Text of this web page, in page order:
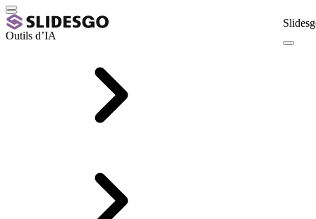
Outils d’IA